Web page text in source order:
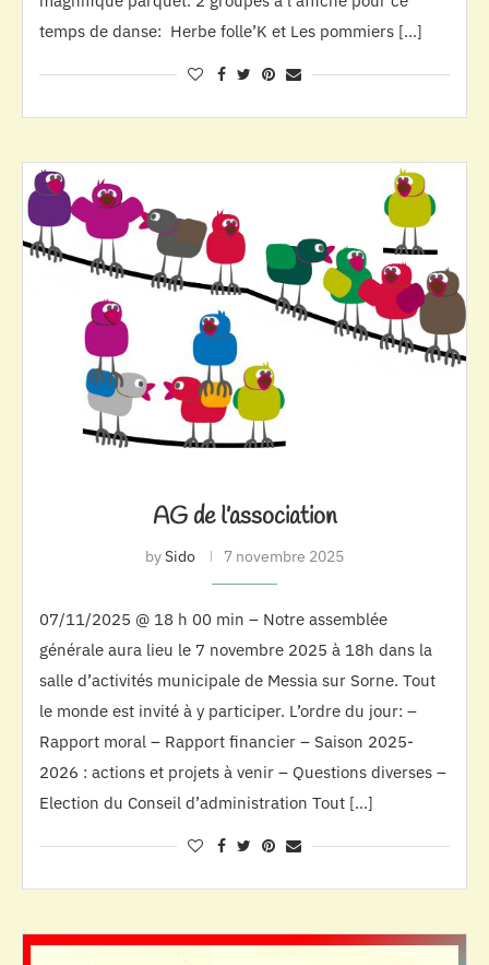
temps de danse: Herbe folle’K et Les pommiers […]
AG de l’association
bySido 7 novembre 2025
07/11/2025 @ 18 h 00 min – Notre assemblée
générale aura lieu le 7 novembre 2025 à 18h dans la
salle d’activités municipale de Messia sur Sorne. Tout
le monde est invité à y participer. L’ordre du jour: –
Rapport moral – Rapport financier – Saison 2025-
2026 : actions et projets à venir – Questions diverses –
Election du Conseil d’administration Tout […]